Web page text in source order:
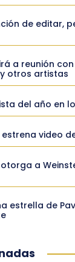
de editar,
a reunión con
otros artistas
del año en
video de
a
estrella de